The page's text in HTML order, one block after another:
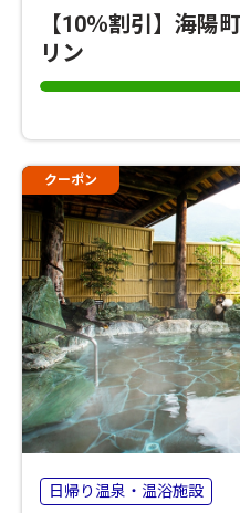
【10％割引】海陽
リン
クーポン
日帰り温泉・温浴施設